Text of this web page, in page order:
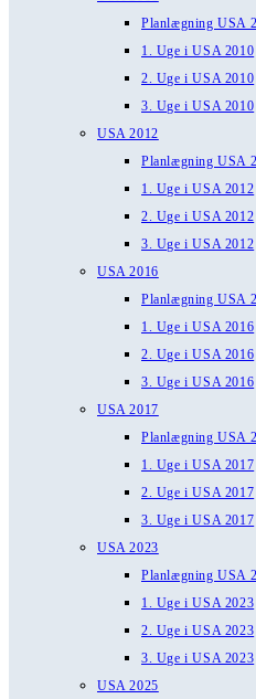
Planlægning USA
1. Uge i USA 2010
2. Uge i USA 2010
3. Uge i USA 2010
USA 2012
Planlægning USA
1. Uge i USA 2012
2. Uge i USA 2012
3. Uge i USA 2012
USA 2016
Planlægning USA
1. Uge i USA 2016
2. Uge i USA 2016
3. Uge i USA 2016
USA 2017
Planlægning USA
1. Uge i USA 2017
2. Uge i USA 2017
3. Uge i USA 2017
USA 2023
Planlægning USA
1. Uge i USA 2023
2. Uge i USA 2023
3. Uge i USA 2023
USA 2025